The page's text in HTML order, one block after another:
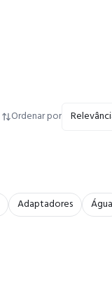
Ordenar por
Adaptadores Água